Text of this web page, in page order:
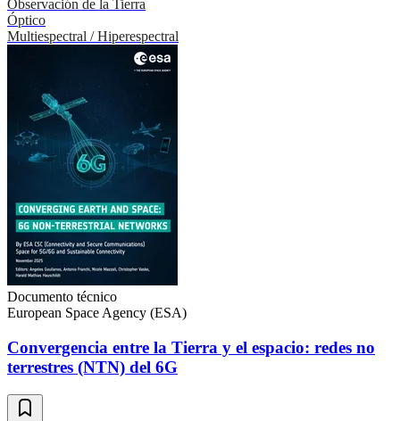
Observación de la Tierra
Óptico
Multiespectral / Hiperespectral
Documento técnico
European Space Agency (ESA)
Convergencia entre la Tierra y el espacio: redes no
terrestres (NTN) del 6G